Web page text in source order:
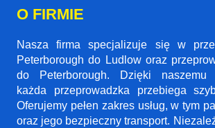
O FIRMIE
Nasza firma specjalizuje się w
Peterborough do Ludlow oraz
do Peterborough. Dzięki naszemu
każda przeprowadzka przebiega
Oferujemy pełen zakres usług, w tym
oraz jego bezpieczny transport.